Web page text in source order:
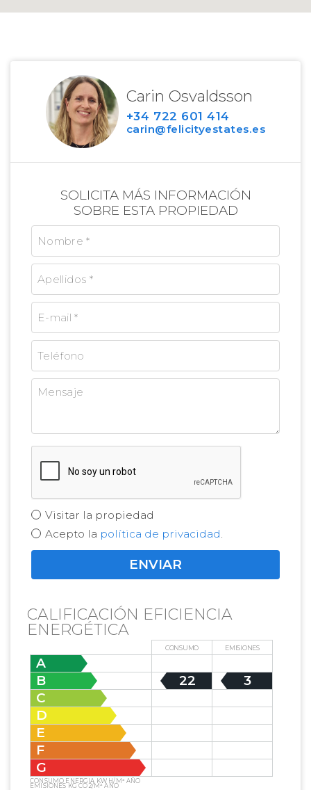
Carin Osvaldsson
+34 722 601 414
carin@felicityestates.es
SOLICITA MÁS INFORMACIÓN
SOBRE ESTA PROPIEDAD
Visitar la propiedad
Acepto la política de privacidad
CALIFICACIÓN EFICIENCIA
ENERGÉTICA
CONSUMO EMISIONES
A
B
22
3
C
D
E
F
G
CONSUMO ENERGIA KW H/M² AÑO
EMISIONES KG CO2/M² AÑO